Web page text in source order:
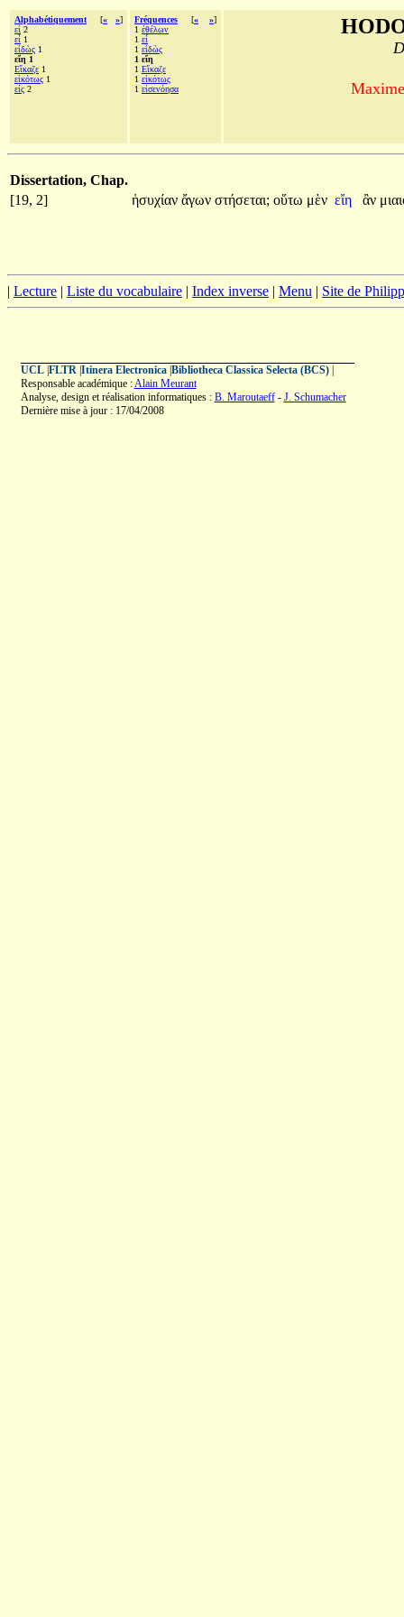
Alphabétiquement [« »]
εἰ 2
εἶ 1
εἰδὼς 1
εἴη 1
Εἴκαζε 1
εἰκότως 1
εἰς 2
Fréquences [« »]
1 ἐθέλων
1 εἶ
1 εἰδὼς
1 εἴη
1 Εἴκαζε
1 εἰκότως
1 εἰσενόησα
Dissertation, Chap.
[19, 2]
ἡσυχίαν ἄγων στήσεται; οὕτω μὲν εἴη ἂν
| Lecture | Liste du vocabulaire | Index inverse | Menu | Site de
UCL| FLTR| Itinera Electronica| Bibliotheca Classica Selecta (BCS)|
Responsable académique :Alain Meurant
Analyse, design et réalisation informatiques : B. Maroutaeff- J. Schumacher
Dernière mise à jour : 17/04/2008